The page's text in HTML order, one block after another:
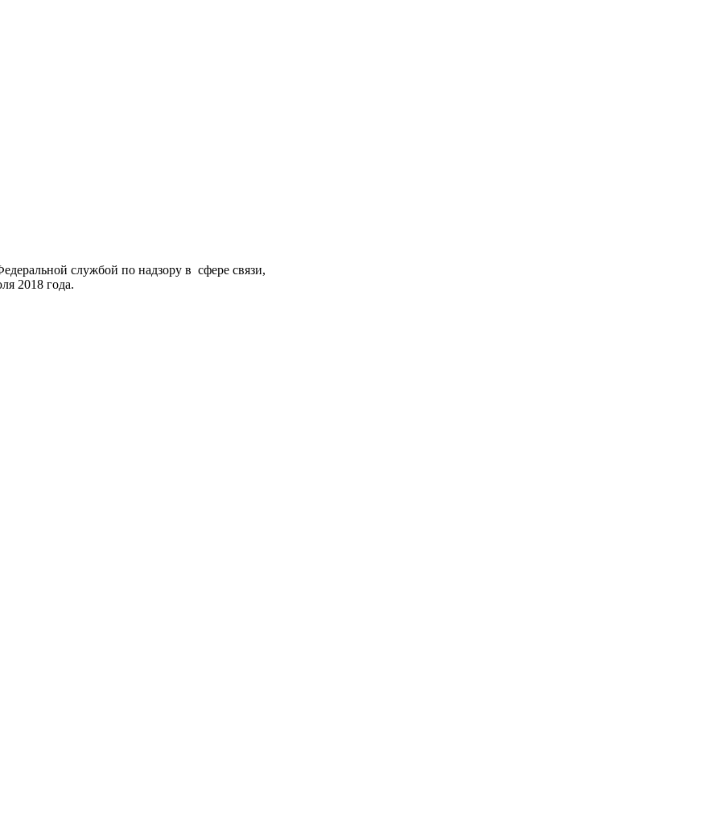
службой по надзору в сфере связи,
2018 года.